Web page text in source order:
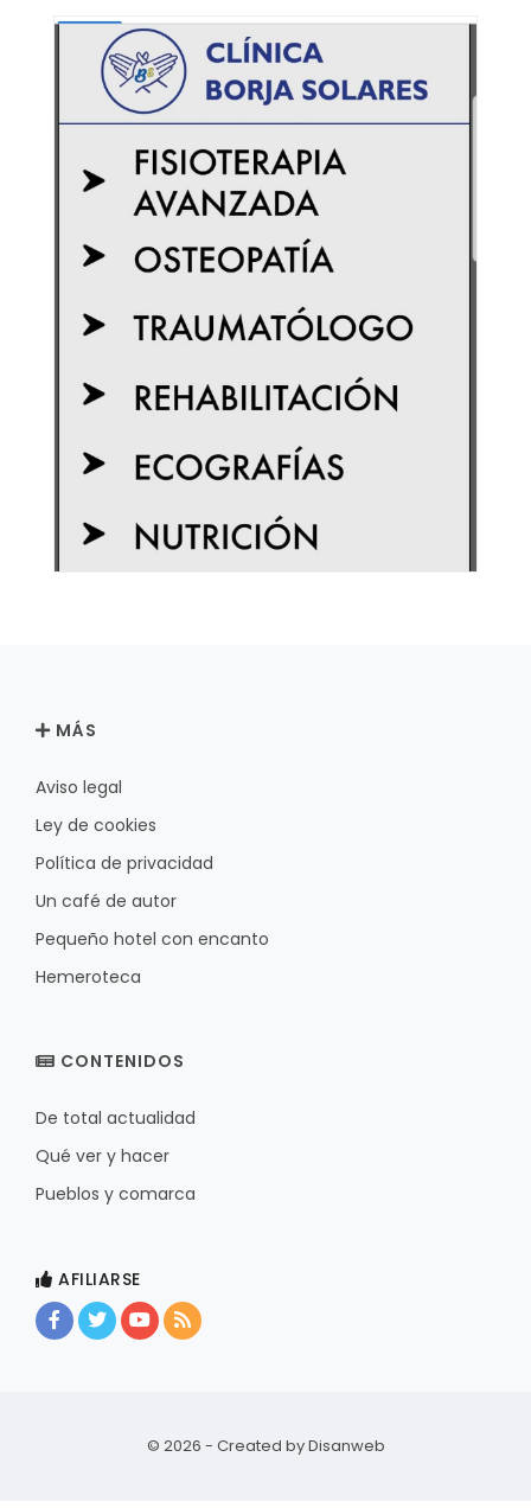
MÁS
Aviso legal
Ley de cookies
Política de privacidad
Un café de autor
Pequeño hotel con encanto
Hemeroteca
CONTENIDOS
De total actualidad
Qué ver y hacer
Pueblos y comarca
AFILIARSE
© 2026 - Created byDisanweb